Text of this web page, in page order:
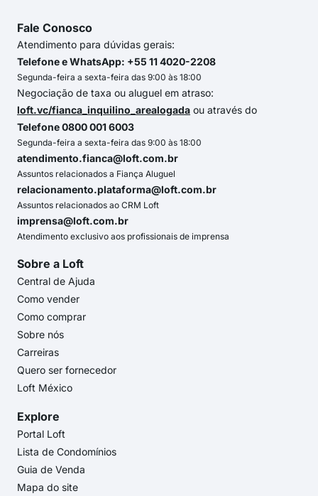
Fale Conosco
Atendimento para dúvidas gerais:
Telefone e WhatsApp: +55 11 4020-2208
Segunda-feira a sexta-feira das 9:00 às 18:00
Negociação de taxa ou aluguel em atraso:
loft.vc/fianca_inquilino_arealogada ou através do
Telefone 0800 001 6003
Segunda-feira a sexta-feira das 9:00 às 18:00
atendimento.fianca@loft.com.br
Assuntos relacionados a Fiança Aluguel
relacionamento.plataforma@loft.com.br
Assuntos relacionados ao CRM Loft
imprensa@loft.com.br
Atendimento exclusivo aos profissionais de imprensa
Sobre a Loft
Central de Ajuda
Como vender
Como comprar
Sobre nós
Carreiras
Quero ser fornecedor
Loft México
Explore
Portal Loft
Lista de Condomínios
Guia de Venda
Mapa do site